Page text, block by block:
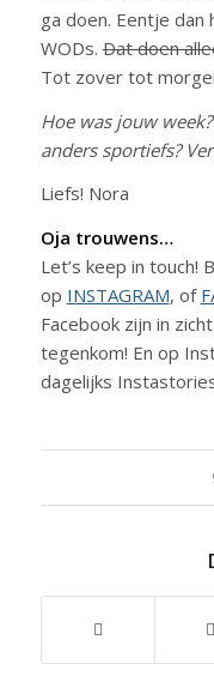
ga doen. Eentje
WODs.Dat doen
Tot zover tot
Hoe was jouw
anders sportiefs?
Liefs! Nora
Oja trouwens…
Let’s keep in touch!
op INSTAGRAM, of
Facebook zijn in zicht
tegenkom! En op
dagelijks